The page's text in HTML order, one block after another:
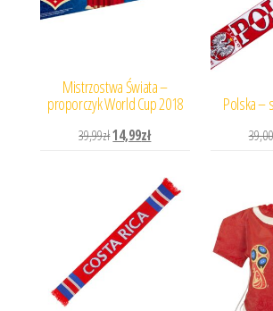
Mistrzostwa Świata –
proporczyk World Cup 2018
39,99złPierwotna cena wynosiła: 39,99zł.
14,99złAktualna cena wynosi:
Polska –
39,00